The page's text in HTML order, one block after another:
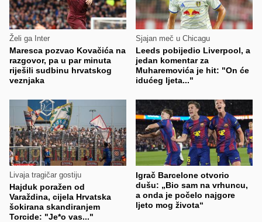
Želi ga Inter
Maresca pozvao Kovačića na
razgovor, pa u par minuta
riješili sudbinu hrvatskog
veznjaka
Sjajan meč u Chicagu
Leeds pobijedio Liverpool, a
jedan komentar za
Muharemovića je hit: "On će
idućeg ljeta..."
Livaja tragičar gostiju
Hajduk poražen od
Varaždina, cijela Hrvatska
šokirana skandiranjem
Torcide: "Je*o vas..."
Igrač Barcelone otvorio
dušu: „Bio sam na vrhuncu,
a onda je počelo najgore
ljeto mog života“